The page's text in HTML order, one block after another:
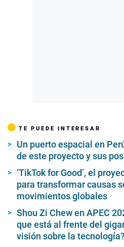
TE PUEDE INTERESAR
Un puerto espacial en
de este proyecto y sus
‘TikTok for Good’, el
para transformar causas
movimientos globales
Shou Zi Chew en APEC
que está al frente del
visión sobre la